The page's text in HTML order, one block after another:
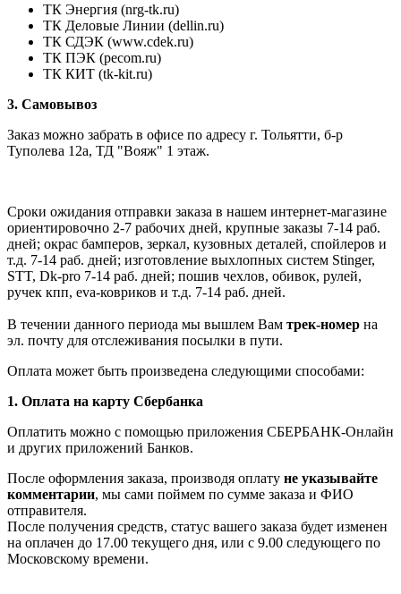
ТК Энергия (nrg-tk.ru)
ТК Деловые Линии (dellin.ru)
ТК СДЭК (www.cdek.ru)
ТК ПЭК (pecom.ru)
ТК КИТ (tk-kit.ru)
3. Самовывоз
Заказ можно забрать в офисе по адресу г. Тольятти, б-р
Туполева 12а, ТД "Вояж" 1 этаж.
Сроки ожидания отправки заказа в нашем интернет-магазине
ориентировочно 2-7 рабочих дней, крупные заказы 7-14 раб.
дней; окрас бамперов, зеркал, кузовных деталей, спойлеров и
т.д. 7-14 раб. дней; изготовление выхлопных систем Stinger,
STT, Dk-pro 7-14 раб. дней; пошив чехлов, обивок, рулей,
ручек кпп, eva-ковриков и т.д. 7-14 раб. дней.
В течении данного периода мы вышлем Вам трек-номер на
эл. почту для отслеживания посылки в пути.
Оплата может быть произведена следующими способами:
1. Оплата на карту Сбербанка
Оплатить можно с помощью приложения СБЕРБАНК-Онлайн
и других приложений Банков.
После оформления заказа, производя оплату не указывайте
комментарии, мы сами поймем по сумме заказа и ФИО
отправителя.
После получения средств, статус вашего заказа будет изменен
на оплачен до 17.00 текущего дня, или с 9.00 следующего по
Московскому времени.